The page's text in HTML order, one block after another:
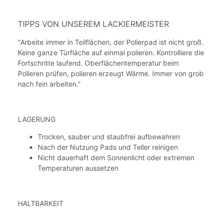
TIPPS VON UNSEREM LACKIERMEISTER
"Arbeite immer in Teilflächen, der Polierpad ist nicht groß.
Keine ganze Türfläche auf einmal polieren. Kontrolliere die
Fortschritte laufend. Oberflächentemperatur beim
Polieren prüfen, polieren erzeugt Wärme. Immer von grob
nach fein arbeiten."
LAGERUNG
Trocken, sauber und staubfrei aufbewahren
Nach der Nutzung Pads und Teller reinigen
Nicht dauerhaft dem Sonnenlicht oder extremen
Temperaturen aussetzen
HALTBARKEIT